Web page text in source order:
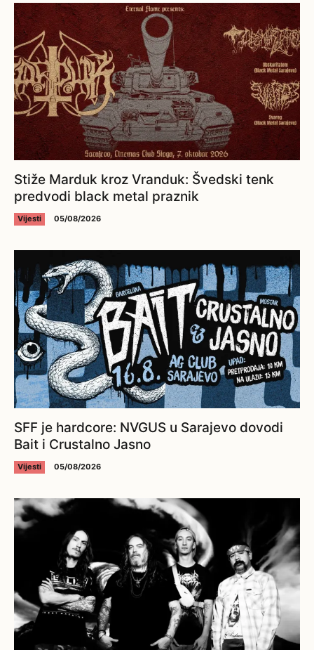
Stiže Marduk kroz Vranduk: Švedski tenk
predvodi black metal praznik
Vijesti 05/08/2026
SFF je hardcore: NVGUS u Sarajevo dovodi
Bait i Crustalno Jasno
Vijesti 05/08/2026